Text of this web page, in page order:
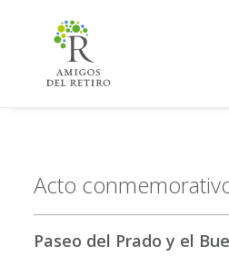
Acto
Paseo del Prado y el